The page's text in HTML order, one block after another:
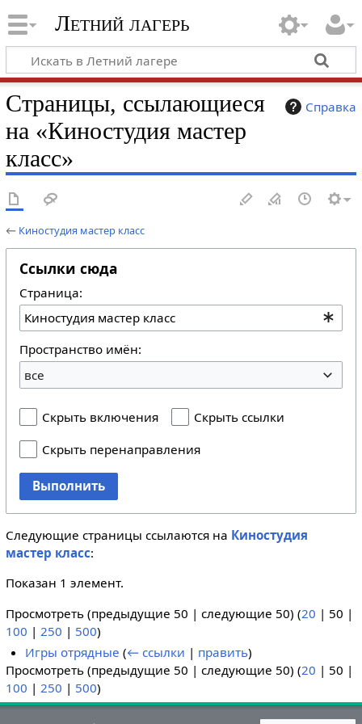
Летний лагерь
Справка
Страницы, ссылающиеся
на «Киностудия мастер
класс»
← Киностудия мастер класс
Ссылки сюда
Страница:
Пространство имён:
все
Скрыть включения
Скрыть ссылки
Скрыть перенаправления
Выполнить
Следующие страницы ссылаются на Киностудия
мастер класс:
Показан 1 элемент.
Просмотреть (предыдущие 50 | следующие 50) (20 | 50 |
100 | 250 | 500)
Игры отрядные (← ссылки | править)
Просмотреть (предыдущие 50 | следующие 50) (20 | 50 |
100 | 250 | 500)